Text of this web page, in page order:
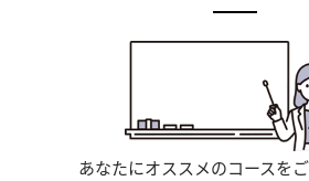
あなたにオススメのコースを